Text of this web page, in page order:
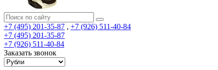
+7 (495) 201-35-87 , +7 (926) 511-40-84
+7 (495) 201-35-87
+7 (926) 511-40-84
Заказать звонок